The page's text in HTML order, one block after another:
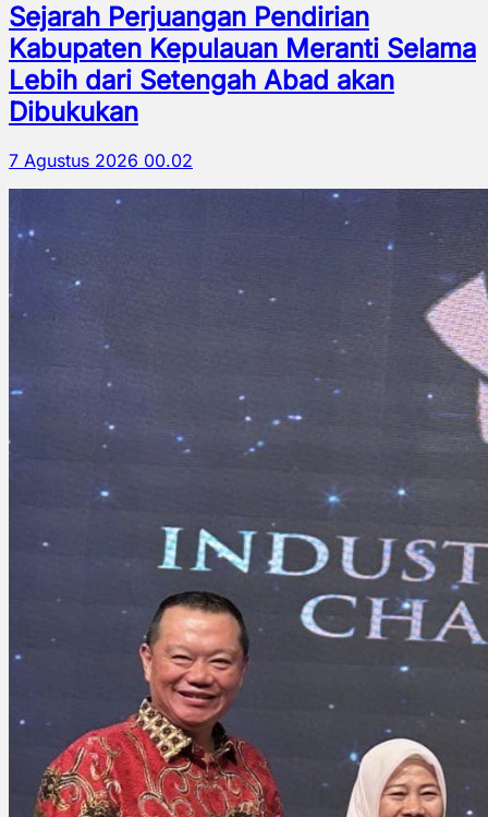
Sejarah Perjuangan Pendirian
Kabupaten Kepulauan Meranti Selama
Lebih dari Setengah Abad akan
Dibukukan
7 Agustus 2026 00.02